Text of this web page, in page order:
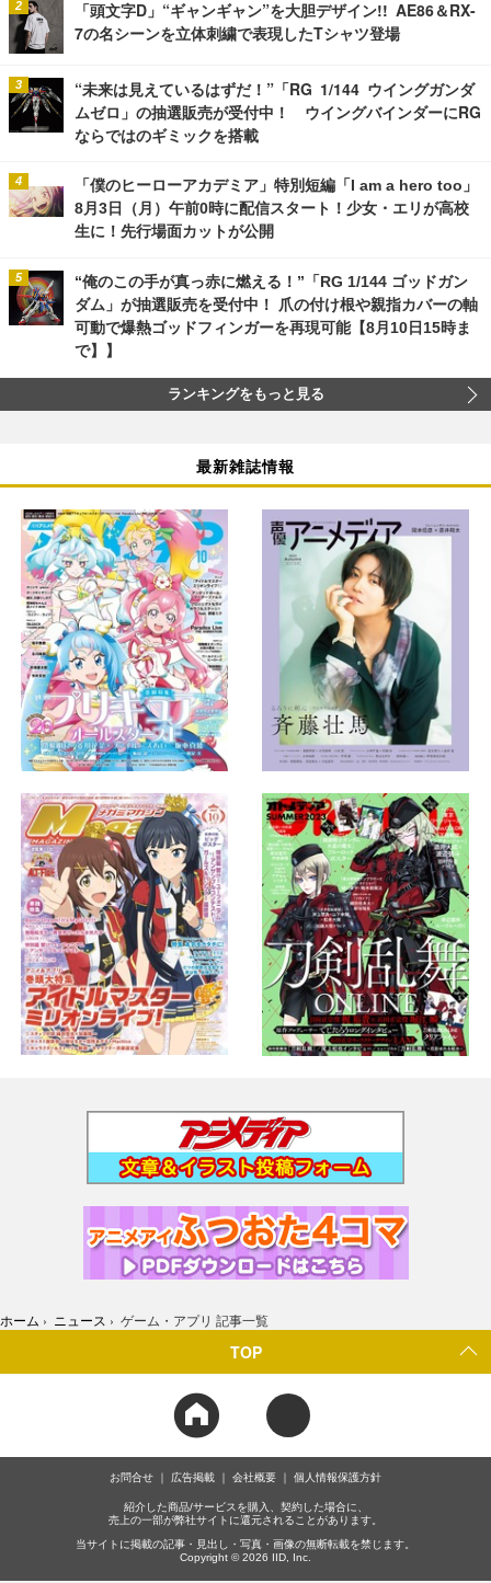
「頭文字D」“ギャンギャン”を大胆デザイン!! AE86＆RX-
7の名シーンを立体刺繍で表現したTシャツ登場
“未来は見えているはずだ！”「RG 1/144 ウイングガンダ
ムゼロ」の抽選販売が受付中！ ウイングバインダーにRG
ならではのギミックを搭載
「僕のヒーローアカデミア」特別短編「I am a hero too」
8月3日（月）午前0時に配信スタート！少女・エリが高校
生に！先行場面カットが公開
“俺のこの手が真っ赤に燃える！”「RG 1/144 ゴッドガン
ダム」が抽選販売を受付中！ 爪の付け根や親指カバーの軸
可動で爆熱ゴッドフィンガーを再現可能【8月10日15時ま
で】】
ランキングをもっと見る
最新雑誌情報
ホーム › ニュース › ゲーム・アプリ 記事一覧
TOP
お問合せ 広告掲載 会社概要 個人情報保護方針
紹介した商品/サービスを購入、契約した場合に、
売上の一部が弊社サイトに還元されることがあります。
当サイトに掲載の記事・見出し・写真・画像の無断転載を禁じます。
Copyright © 2026 IID, Inc.